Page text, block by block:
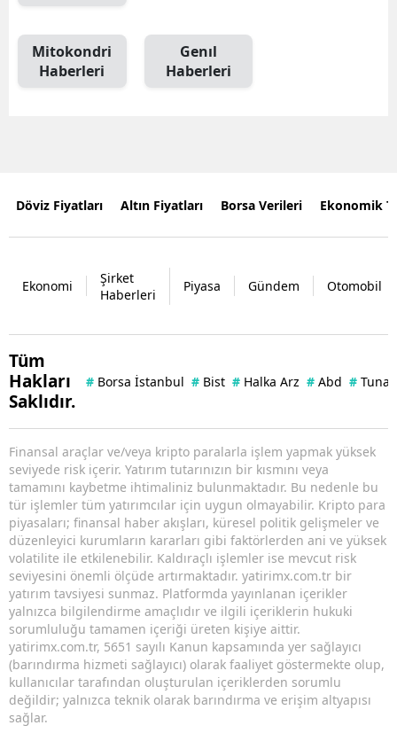
Mitokondri
Haberleri
Genıl
Haberleri
Döviz Fiyatları Altın Fiyatları Borsa Verileri Ekonomik
Ekonomi
Şirket
Haberleri
Piyasa Gündem Otomobil
Tüm
Hakları
Saklıdır.
# Borsa İstanbul # Bist # Halka Arz # Abd # Tuna
Finansal araçlar ve/veya kripto paralarla işlem yapmak yüksek
seviyede risk içerir. Yatırım tutarınızın bir kısmını veya
tamamını kaybetme ihtimaliniz bulunmaktadır. Bu nedenle bu
tür işlemler tüm yatırımcılar için uygun olmayabilir. Kripto para
piyasaları; finansal haber akışları, küresel politik gelişmeler ve
düzenleyici kurumların kararları gibi faktörlerden ani ve yüksek
volatilite ile etkilenebilir. Kaldıraçlı işlemler ise mevcut risk
seviyesini önemli ölçüde artırmaktadır. yatirimx.com.tr bir
yatırım tavsiyesi sunmaz. Platformda yayınlanan içerikler
yalnızca bilgilendirme amaçlıdır ve ilgili içeriklerin hukuki
sorumluluğu tamamen içeriği üreten kişiye aittir.
yatirimx.com.tr, 5651 sayılı Kanun kapsamında yer sağlayıcı
(barındırma hizmeti sağlayıcı) olarak faaliyet göstermekte olup,
kullanıcılar tarafından oluşturulan içeriklerden sorumlu
değildir; yalnızca teknik olarak barındırma ve erişim altyapısı
sağlar.